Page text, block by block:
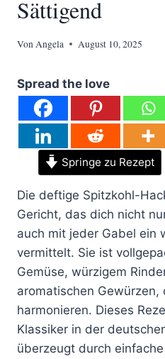
Sättigend
VonAngela August 10, 2025
Spread the love
Springe zu Rezept
Die deftige Spitzkohl-
Gericht, das dich nicht
auch mit jeder Gabel ein
vermittelt. Sie ist
Gemüse, würzigem
aromatischen
harmonieren. Dieses
Klassiker in der
überzeugt durch